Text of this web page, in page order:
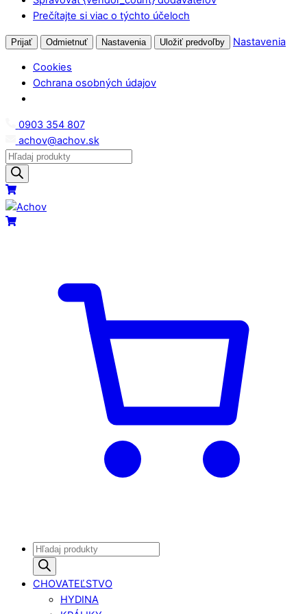
Prečítajte si viac o týchto účeloch
Prijať Odmietnuť Nastavenia Uložiť predvoľby Nastavenia
Cookies
Ochrana osobných údajov
Skip
content
0903 354 807
achov@achov.sk
Products
search
Menu
Cart
Cart
Products
search
CHOVATEĽSTVO
HYDINA